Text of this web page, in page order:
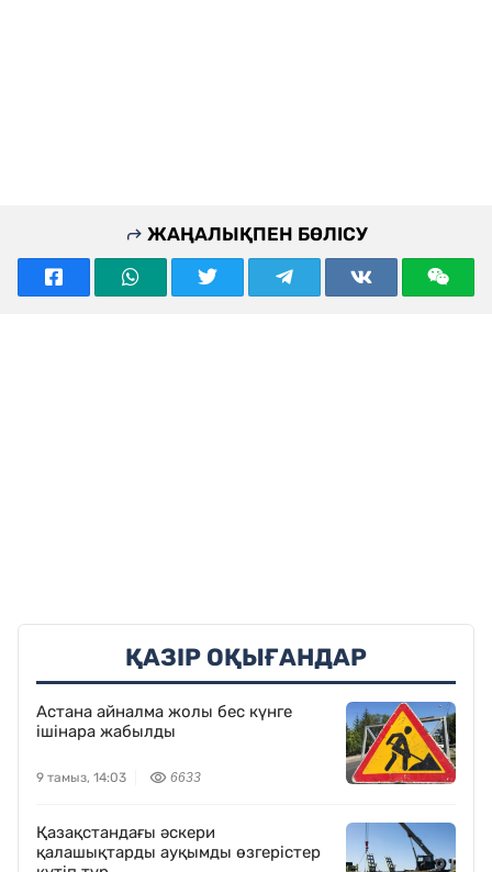
ЖАҢАЛЫҚПЕН БӨЛІСУ
ҚАЗІР ОҚЫҒАНДАР
Астана айналма жолы бес күнге
ішінара жабылды
9 тамыз, 14:03 6633
Қазақстандағы әскери
қалашықтарды ауқымды өзгерістер